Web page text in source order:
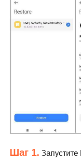
Шаг 1. Запустите